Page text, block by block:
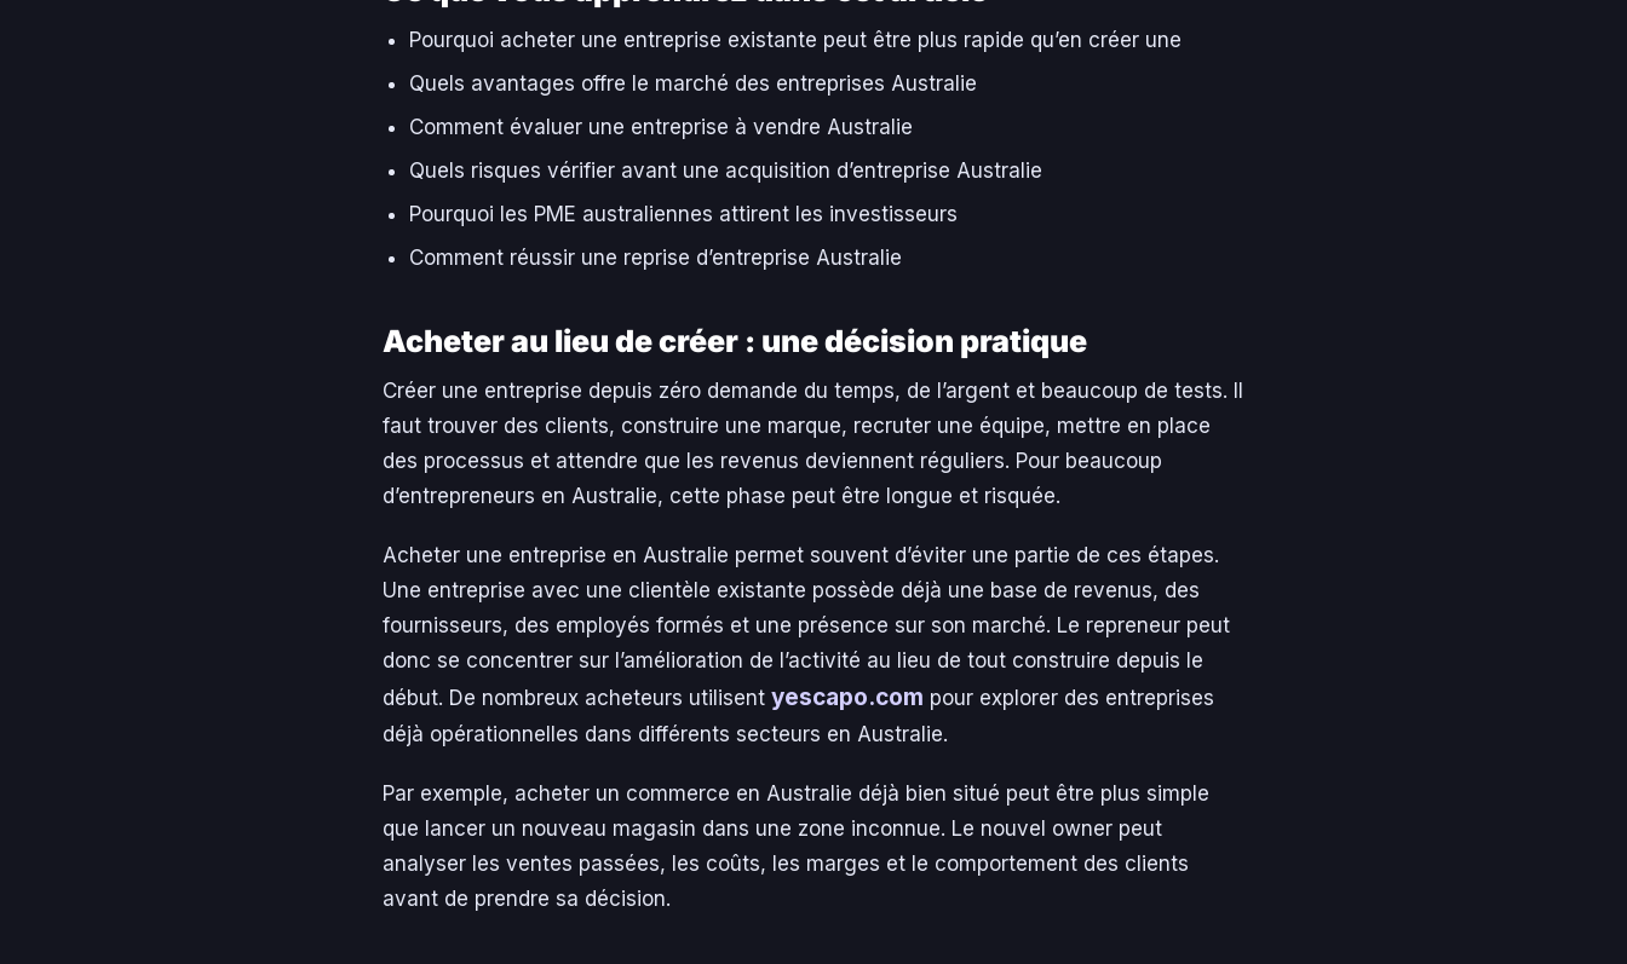
Pourquoi acheter une entreprise existante peut être plus rapide qu’en créer une
Quels avantages offre le marché des entreprises Australie
Comment évaluer une entreprise à vendre Australie
Quels risques vérifier avant une acquisition d’entreprise Australie
Pourquoi les PME australiennes attirent les investisseurs
Comment réussir une reprise d’entreprise Australie
Acheter au lieu de créer : une décision pratique
Créer une entreprise depuis zéro demande du temps, de l’argent et beaucoup de tests. Il
faut trouver des clients, construire une marque, recruter une équipe, mettre en place
des processus et attendre que les revenus deviennent réguliers. Pour beaucoup
d’entrepreneurs en Australie, cette phase peut être longue et risquée.
Acheter une entreprise en Australie permet souvent d’éviter une partie de ces étapes.
Une entreprise avec une clientèle existante possède déjà une base de revenus, des
fournisseurs, des employés formés et une présence sur son marché. Le repreneur peut
donc se concentrer sur l’amélioration de l’activité au lieu de tout construire depuis le
début. De nombreux acheteurs utilisent yescapo.com pour explorer des entreprises
déjà opérationnelles dans différents secteurs en Australie.
Par exemple, acheter un commerce en Australie déjà bien situé peut être plus simple
que lancer un nouveau magasin dans une zone inconnue. Le nouvel owner peut
analyser les ventes passées, les coûts, les marges et le comportement des clients
avant de prendre sa décision.